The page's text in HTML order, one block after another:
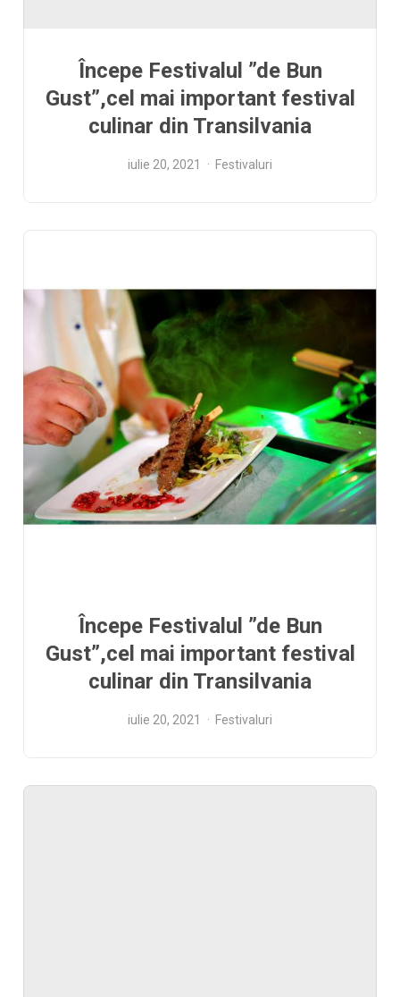
Începe Festivalul ”de Bun
Gust”,cel mai important festival
culinar din Transilvania
iulie 20, 2021 Festivaluri
Începe Festivalul ”de Bun
Gust”,cel mai important festival
culinar din Transilvania
iulie 20, 2021 Festivaluri